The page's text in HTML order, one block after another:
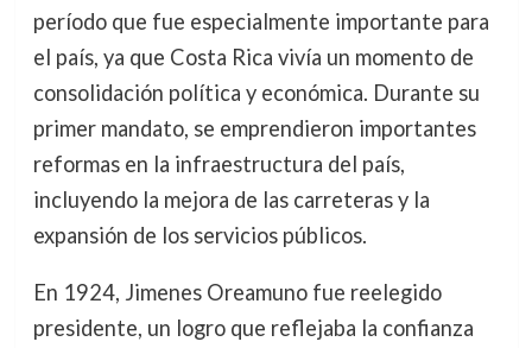
período que fue especialmente importante para
el país, ya que Costa Rica vivía un momento de
consolidación política y económica. Durante su
primer mandato, se emprendieron importantes
reformas en la infraestructura del país,
incluyendo la mejora de las carreteras y la
expansión de los servicios públicos.
En 1924, Jimenes Oreamuno fue reelegido
presidente, un logro que reflejaba la confianza